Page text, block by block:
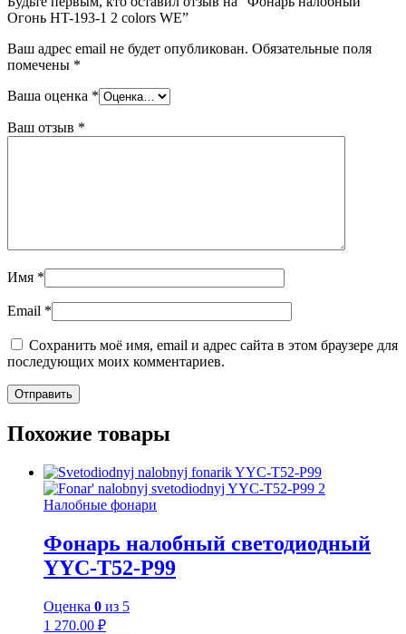
Огонь HT-193-1 2 colors WE”
Ваш адрес email не будет опубликован. Обязательные поля
помечены *
Ваша оценка *
Ваш отзыв *
Имя *
Email *
Сохранить моё имя, email и адрес сайта в этом браузере для
последующих моих комментариев.
Похожие товары
Налобные фонари
Фонарь налобный светодиодный
YYC-T52-P99
Оценка 0 из 5
1 270.00 ₽